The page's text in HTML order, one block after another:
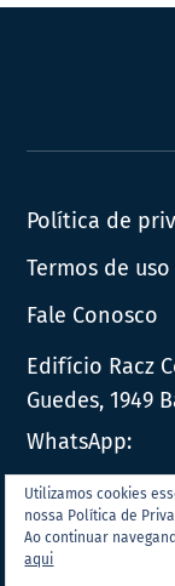
Política de
Termos de uso
Fale Conosco
Edifício Racz
Guedes, 1949
WhatsApp:
E-mail:
Utilizamos cookies
nossa Política de
Ao continuar
aqui
© 2026 | TODOS OS
ESTE MATERIAL